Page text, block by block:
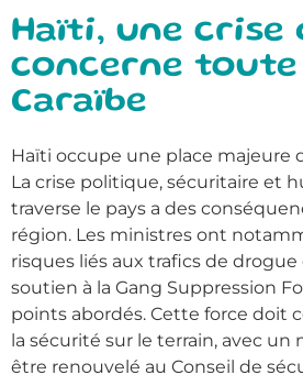
Haïti, une crise
concerne
Caraïbe
Haïti occupe une place majeure
La crise politique, sécuritaire et
traverse le pays a des
région. Les ministres ont
risques liés aux trafics de drogue
soutien à la Gang Suppression
points abordés. Cette force doit
la sécurité sur le terrain, avec un
être renouvelé au Conseil de